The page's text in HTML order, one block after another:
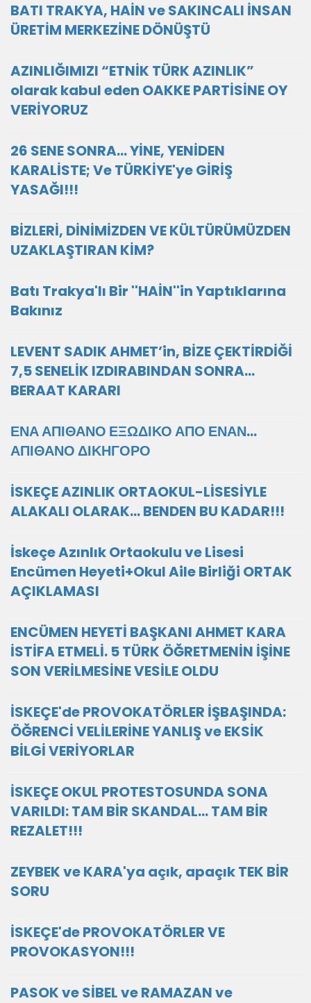
BATI TRAKYA, HAİN ve SAKINCALI İNSAN
ÜRETİM MERKEZİNE DÖNÜŞTÜ
AZINLIĞIMIZI “ETNİK TÜRK AZINLIK”
olarak kabul eden OAKKE PARTİSİNE OY
VERİYORUZ
26 SENE SONRA... YİNE, YENİDEN
KARALİSTE; Ve TÜRKİYE'ye GİRİŞ
YASAĞI!!!
BİZLERİ, DİNİMİZDEN VE KÜLTÜRÜMÜZDEN
UZAKLAŞTIRAN KİM?
Batı Trakya'lı Bir ''HAİN''in Yaptıklarına
Bakınız
LEVENT SADIK AHMET’in, BİZE ÇEKTİRDİĞİ
7,5 SENELİK IZDIRABINDAN SONRA…
BERAAT KARARI
ΕΝΑ ΑΠΙΘΑΝΟ ΕΞΩΔΙΚΟ ΑΠΟ ΕΝΑΝ...
ΑΠΙΘΑΝΟ ΔΙΚΗΓΟΡΟ
İSKEÇE AZINLIK ORTAOKUL-LİSESİYLE
ALAKALI OLARAK... BENDEN BU KADAR!!!
İskeçe Azınlık Ortaokulu ve Lisesi
Encümen Heyeti+Okul Aile Birliği ORTAK
AÇIKLAMASI
ENCÜMEN HEYETİ BAŞKANI AHMET KARA
İSTİFA ETMELİ. 5 TÜRK ÖĞRETMENİN İŞİNE
SON VERİLMESİNE VESİLE OLDU
İSKEÇE'de PROVOKATÖRLER İŞBAŞINDA:
ÖĞRENCİ VELİLERİNE YANLIŞ ve EKSİK
BİLGİ VERİYORLAR
İSKEÇE OKUL PROTESTOSUNDA SONA
VARILDI: TAM BİR SKANDAL... TAM BİR
REZALET!!!
ZEYBEK ve KARA'ya açık, apaçık TEK BİR
SORU
İSKEÇE'de PROVOKATÖRLER VE
PROVOKASYON!!!
PASOK ve SİBEL ve RAMAZAN ve